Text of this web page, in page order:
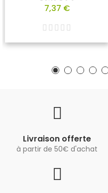
7,37 €
Livraison offerte
à partir de 50€ d'achat